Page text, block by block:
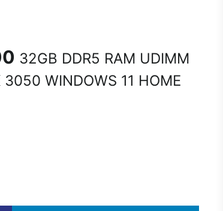
32GB DDR5 RAM UDIMM
WINDOWS 11 HOME